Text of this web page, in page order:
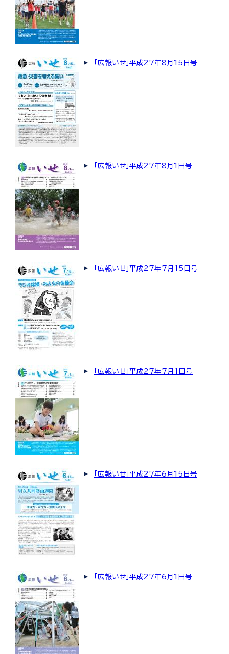
「広報いせ」平成27年8月15日号
「広報いせ」平成27年8月1日号
「広報いせ」平成27年7月15日号
「広報いせ」平成27年7月1日号
「広報いせ」平成27年6月15日号
「広報いせ」平成27年6月1日号